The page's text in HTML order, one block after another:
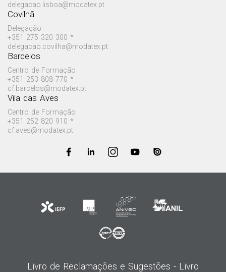
delegacao.lisboa@modatex.pt
Covilhã
Delegação
+351 275 320 300 *
delegacao.covilha@modatex.pt
Barcelos
Centro de Formação
+351 253 808 770 *
cf.barcelos@modatex.pt
Vila das Aves
Centro de Formação
+351 252 820 910 *
cf.aves@modatex.pt
Livro de Reclamações e Sugestões - Livro